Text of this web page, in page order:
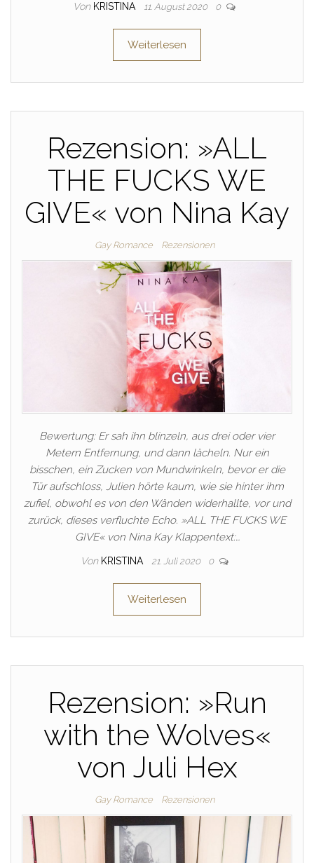
Von KRISTINA 11. August 2020 0
Weiterlesen
Rezension: »ALL
THE FUCKS WE
GIVE« von Nina Kay
Gay Romance Rezensionen
Bewertung: Er sah ihn blinzeln, aus drei oder vier
Metern Entfernung, und dann lächeln. Nur ein
bisschen, ein Zucken von Mundwinkeln, bevor er die
Tür aufschloss, Julien hörte kaum, wie sie hinter ihm
zufiel, obwohl es von den Wänden widerhallte, vor und
zurück, dieses verfluchte Echo. »ALL THE FUCKS WE
GIVE« von Nina Kay Klappentext:…
Von KRISTINA 21. Juli 2020 0
Weiterlesen
Rezension: »Run
with the Wolves«
von Juli Hex
Gay Romance Rezensionen